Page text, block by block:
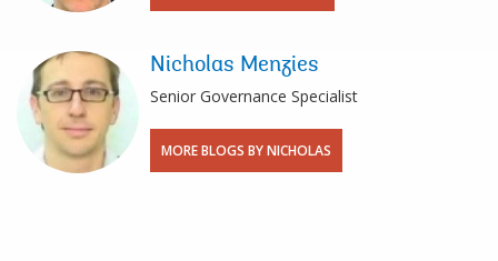
Nicholas Menzies
Senior Governance Specialist
MORE BLOGS BY NICHOLAS